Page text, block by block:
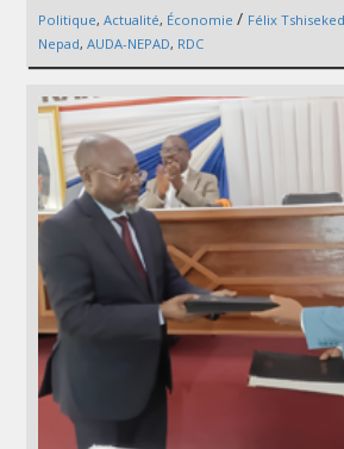
Politique, Actualité, Économie / Félix
Nepad, AUDA-NEPAD, RDC